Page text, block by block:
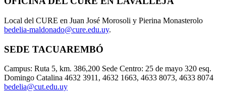
Local del CURE en Juan José Morosoli y Pierina Monasterolo
bedelia-maldonado@cure.edu.uy.
SEDE TACUAREMBÓ
Campus: Ruta 5, km. 386,200 Sede Centro: 25 de mayo 320 esq.
Domingo Catalina 4632 3911, 4632 1663, 4633 8073, 4633 8074
bedelia@cut.edu.uy